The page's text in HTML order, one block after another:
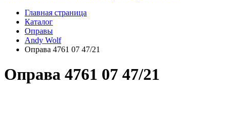
Главная страница
Каталог
Оправы
Andy Wolf
Оправа 4761 07 47/21
Оправа 4761 07 47/21